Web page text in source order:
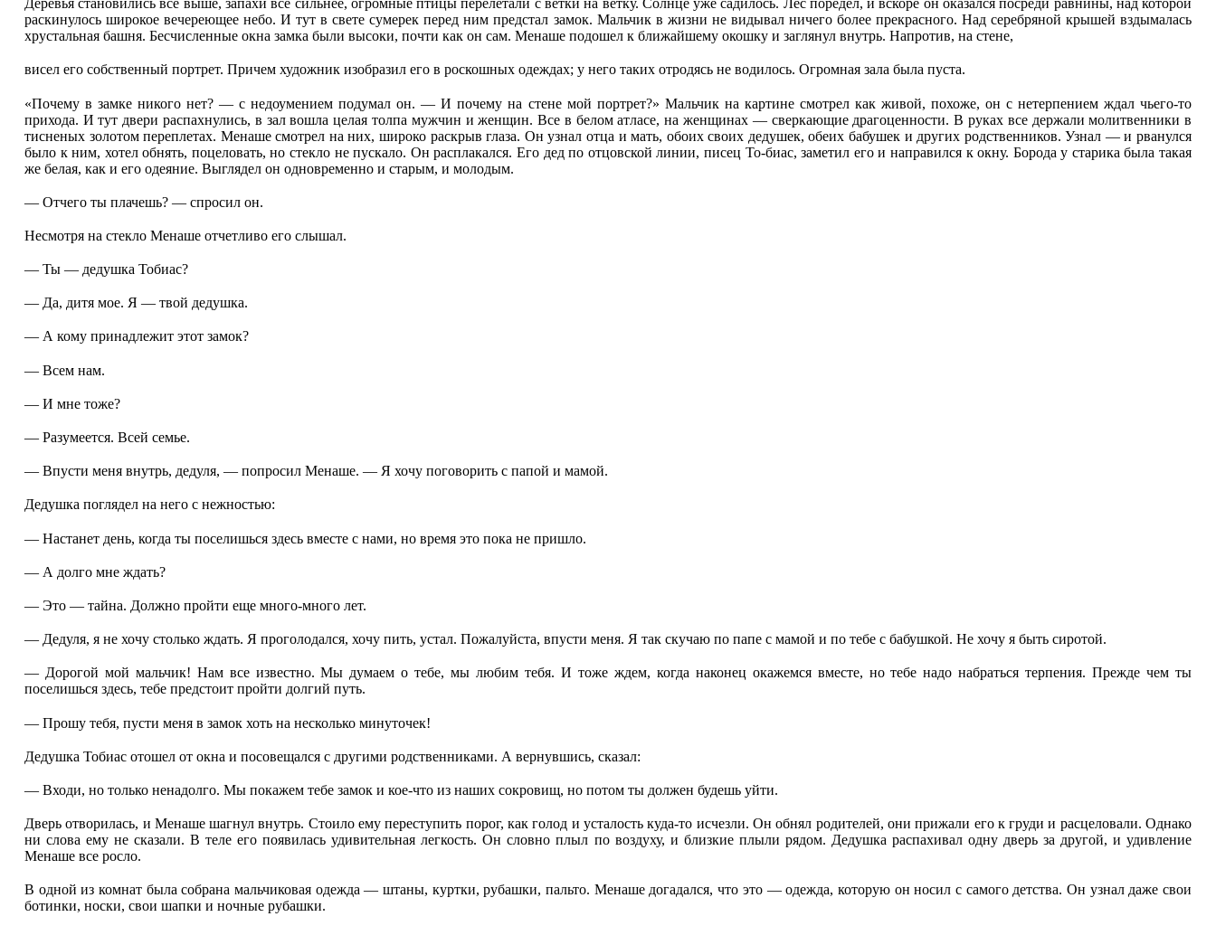
Деревья становились все выше, запахи все сильнее, огромные птицы перелетали с ветки на ветку. Солнце уже садилось. Лес поредел, и вскоре он оказался посреди равнины, над которой
раскинулось широкое вечереющее небо. И тут в свете сумерек перед ним предстал замок. Мальчик в жизни не видывал ничего более прекрасного. Над серебряной крышей вздымалась
хрустальная башня. Бесчисленные окна замка были высоки, почти как он сам. Менаше подошел к ближайшему окошку и заглянул внутрь. Напротив, на стене,
висел его собственный портрет. Причем художник изобразил его в роскошных одеждах; у него таких отродясь не водилось. Огромная зала была пуста.
«Почему в замке никого нет? — с недоумением подумал он. — И почему на стене мой портрет?» Мальчик на картине смотрел как живой, похоже, он с нетерпением ждал чьего-то
прихода. И тут двери распахнулись, в зал вошла целая толпа мужчин и женщин. Все в белом атласе, на женщинах — сверкающие драгоценности. В руках все держали молитвенники в
тисненых золотом переплетах. Менаше смотрел на них, широко раскрыв глаза. Он узнал отца и мать, обоих своих дедушек, обеих бабушек и других родственников. Узнал — и рванулся
было к ним, хотел обнять, поцеловать, но стекло не пускало. Он расплакался. Его дед по отцовской линии, писец То-биас, заметил его и направился к окну. Борода у старика была такая
же белая, как и его одеяние. Выглядел он одновременно и старым, и молодым.
— Отчего ты плачешь? — спросил он.
Несмотря на стекло Менаше отчетливо его слышал.
— Ты — дедушка Тобиас?
— Да, дитя мое. Я — твой дедушка.
— А кому принадлежит этот замок?
— Всем нам.
— И мне тоже?
— Разумеется. Всей семье.
— Впусти меня внутрь, дедуля, — попросил Менаше. — Я хочу поговорить с папой и мамой.
Дедушка поглядел на него с нежностью:
— Настанет день, когда ты поселишься здесь вместе с нами, но время это пока не пришло.
— А долго мне ждать?
— Это — тайна. Должно пройти еще много-много лет.
— Дедуля, я не хочу столько ждать. Я проголодался, хочу пить, устал. Пожалуйста, впусти меня. Я так скучаю по папе с мамой и по тебе с бабушкой. Не хочу я быть сиротой.
— Дорогой мой мальчик! Нам все известно. Мы думаем о тебе, мы любим тебя. И тоже ждем, когда наконец окажемся вместе, но тебе надо набраться терпения. Прежде чем ты
поселишься здесь, тебе предстоит пройти долгий путь.
— Прошу тебя, пусти меня в замок хоть на несколько минуточек!
Дедушка Тобиас отошел от окна и посовещался с другими родственниками. А вернувшись, сказал:
— Входи, но только ненадолго. Мы покажем тебе замок и кое-что из наших сокровищ, но потом ты должен будешь уйти.
Дверь отворилась, и Менаше шагнул внутрь. Стоило ему переступить порог, как голод и усталость куда-то исчезли. Он обнял родителей, они прижали его к груди и расцеловали. Однако
ни слова ему не сказали. В теле его появилась удивительная легкость. Он словно плыл по воздуху, и близкие плыли рядом. Дедушка распахивал одну дверь за другой, и удивление
Менаше все росло.
В одной из комнат была собрана мальчиковая одежда — штаны, куртки, рубашки, пальто. Менаше догадался, что это — одежда, которую он носил с самого детства. Он узнал даже свои
ботинки, носки, свои шапки и ночные рубашки.